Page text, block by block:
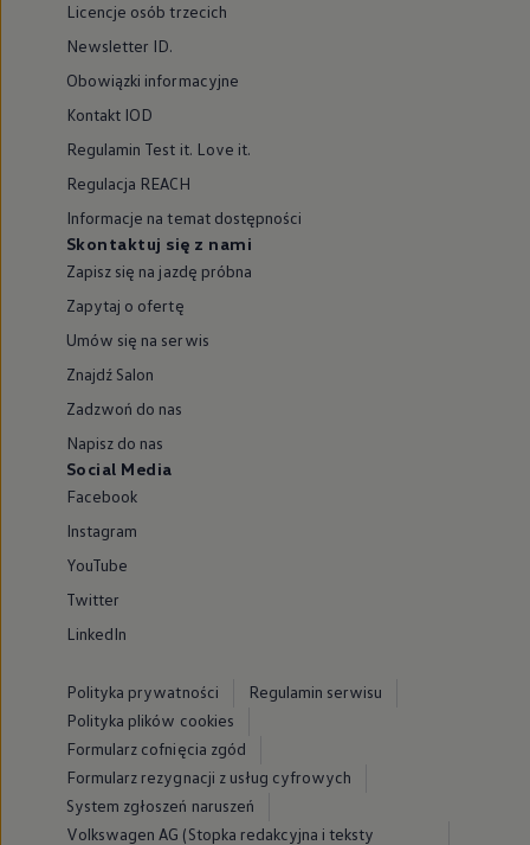
Licencje osób trzecich
Newsletter ID.
Obowiązki informacyjne
Kontakt IOD
Regulamin Test it. Love it.
Regulacja REACH
Informacje na temat dostępności
Skontaktuj się z nami
Zapisz się na jazdę próbna
Zapytaj o ofertę
Umów się na serwis
Znajdź Salon
Zadzwoń do nas
Napisz do nas
Social Media
Facebook
Instagram
YouTube
Twitter
LinkedIn
Polityka prywatności
Regulamin serwisu
Polityka plików cookies
Formularz cofnięcia zgód
Formularz rezygnacji z usług cyfrowych
System zgłoszeń naruszeń
Volkswagen AG (Stopka redakcyjna i teksty